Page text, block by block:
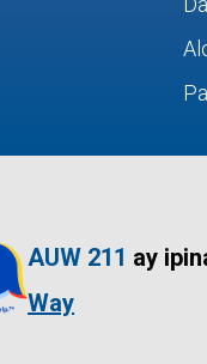
AUW 211 ay
Way